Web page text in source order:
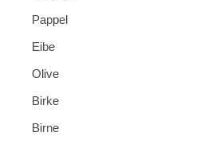
Pappel
Eibe
Olive
Birke
Birne